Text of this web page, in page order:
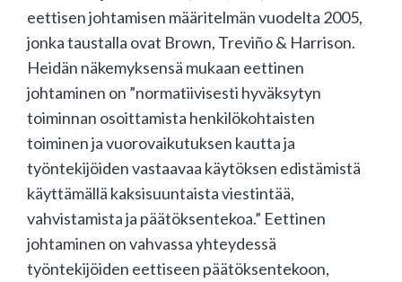
eettisen johtamisen määritelmän vuodelta 2005,
jonka taustalla ovat Brown, Treviño & Harrison.
Heidän näkemyksensä mukaan eettinen
johtaminen on ”normatiivisesti hyväksytyn
toiminnan osoittamista henkilökohtaisten
toiminen ja vuorovaikutuksen kautta ja
työntekijöiden vastaavaa käytöksen edistämistä
käyttämällä kaksisuuntaista viestintää,
vahvistamista ja päätöksentekoa.” Eettinen
johtaminen on vahvassa yhteydessä
työntekijöiden eettiseen päätöksentekoon,